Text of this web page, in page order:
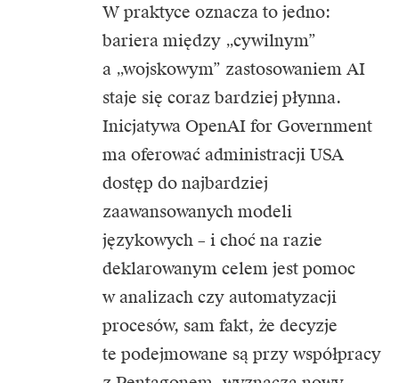
W praktyce oznacza to jedno:
bariera między „cywilnym”
a „wojskowym” zastosowaniem AI
staje się coraz bardziej płynna.
Inicjatywa OpenAI for Government
ma oferować administracji USA
dostęp do najbardziej
zaawansowanych modeli
językowych – i choć na razie
deklarowanym celem jest pomoc
w analizach czy automatyzacji
procesów, sam fakt, że decyzje
te podejmowane są przy współpracy